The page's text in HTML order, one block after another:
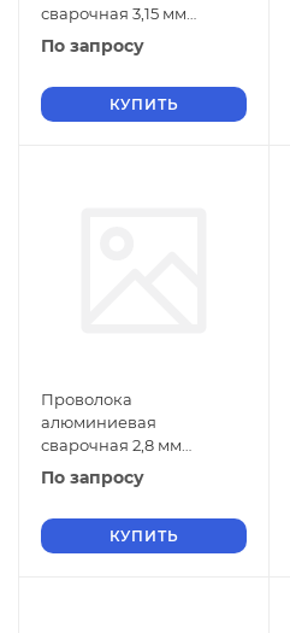
сварочная 3,15 мм
СвАМг3М ГОСТ 7871-2019
По запросу
КУПИТЬ
Проволока
алюминиевая
сварочная 2,8 мм
СвАМг3М ГОСТ 7871-2019
По запросу
КУПИТЬ